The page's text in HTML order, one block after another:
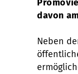
davon
Neben